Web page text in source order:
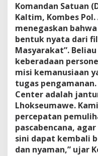
Komandan Satuan
Kaltim, Kombes Pol.
menegaskan
bentuk nyata dari
Masyarakat”.
keberadaan
misi kemanusiaan
tugas
Center adalah
Lhokseumawe.
percepatan
pascabencana,
sini dapat kembali
dan nyaman,” ujar